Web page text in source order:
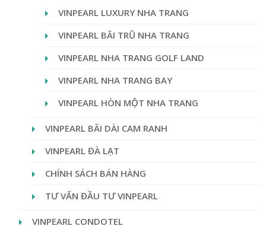
VINPEARL LUXURY NHA TRANG
VINPEARL BÃI TRŨ NHA TRANG
VINPEARL NHA TRANG GOLF LAND
VINPEARL NHA TRANG BAY
VINPEARL HÒN MỘT NHA TRANG
VINPEARL BÃI DÀI CAM RANH
VINPEARL ĐÀ LẠT
CHÍNH SÁCH BÁN HÀNG
TƯ VẤN ĐẦU TƯ VINPEARL
VINPEARL CONDOTEL